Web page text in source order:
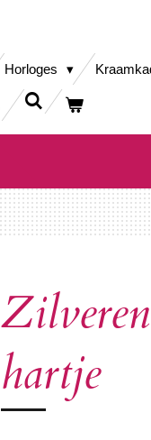
Horloges
hartje